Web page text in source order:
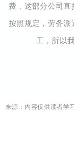
费，这部分公司直
按照规定，劳务派
工，所以
来源： 内容仅供读者学